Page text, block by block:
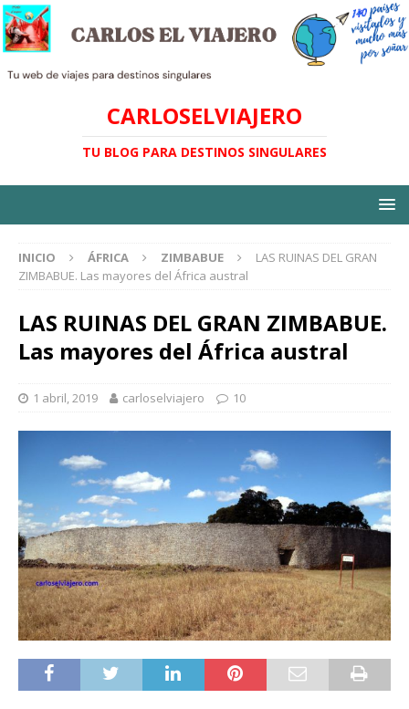
CARLOSELVIAJERO
TU BLOG PARA DESTINOS SINGULARES
INICIO ÁFRICA ZIMBABUE
LAS RUINAS DEL GRAN
ZIMBABUE. Las mayores del África austral
LAS RUINAS DEL GRAN ZIMBABUE.
Las mayores del África austral
1 abril, 2019 carloselviajero 10